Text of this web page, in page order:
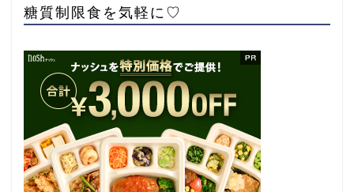
糖質制限食を気軽に♡